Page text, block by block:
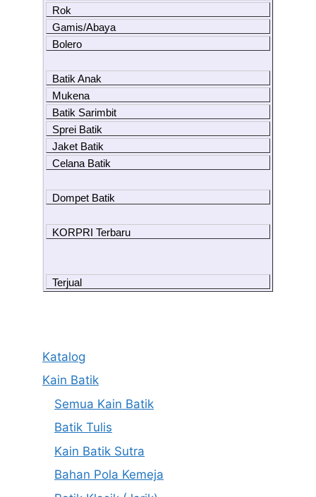
Rok
Gamis/Abaya
Bolero
Batik Anak
Mukena
Batik Sarimbit
Sprei Batik
Jaket Batik
Celana Batik
Dompet Batik
KORPRI Terbaru
Terjual
Katalog
Kain Batik
Semua Kain Batik
Batik Tulis
Kain Batik Sutra
Bahan Pola Kemeja